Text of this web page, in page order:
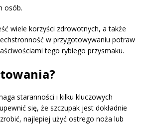
osób.
wiele korzyści zdrowotnych, a także
w przygotowywaniu potraw
tego rybiego przysmaku.
staranności i kilku kluczowych
się, że szczupak jest dokładnie
najlepiej użyć ostrego noża lub